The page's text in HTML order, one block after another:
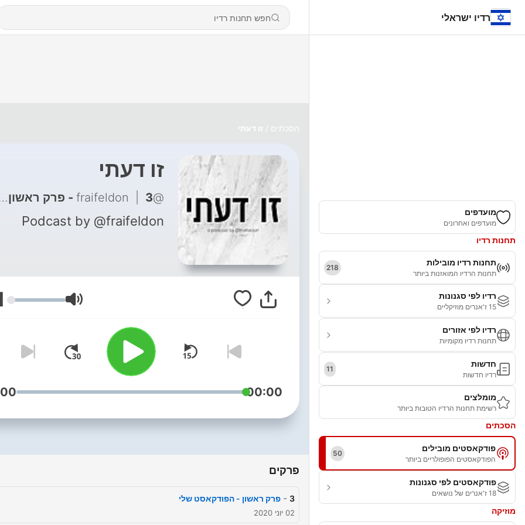
רדיו ישראלי
מועדפים
מועדפים ואחרונים
תחנות רדיו
תחנות רדיו מובילות
תחנות הרדיו המואזנות ביותר
218
רדיו לפי סגנונות
15 ז'אנרים מוזיקליים
רדיו לפי אזורים
תחנות רדיו מקומיות
חדשות
רדיו חדשות
11
מומלצים
רשימת תחנות הרדיו הטובות ביותר
הסכתים
פודקאסטים מובילים
הפודקאסטים הפופולריים ביותר
50
פודקאסטים לפי סגנונות
18 ז'אנרים של נושאים
מוזיקה
הסכתים זו דעתי
זו דעתי
@fraifeldon3 - פרק ראשון - הפודקאסט שלי
Podcast by @fraifeldon
עוצמת שמע
00:00
פרקים
3
- פרק ראשון - הפודקאסט שלי
02 יוני 2020